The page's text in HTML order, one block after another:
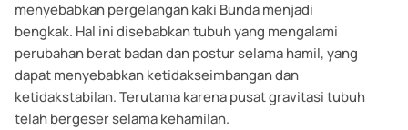
menyebabkan pergelangan kaki Bunda menjadi
bengkak. Hal ini disebabkan tubuh yang mengalami
perubahan berat badan dan postur selama hamil, yang
dapat menyebabkan ketidakseimbangan dan
ketidakstabilan. Terutama karena pusat gravitasi tubuh
telah bergeser selama kehamilan.